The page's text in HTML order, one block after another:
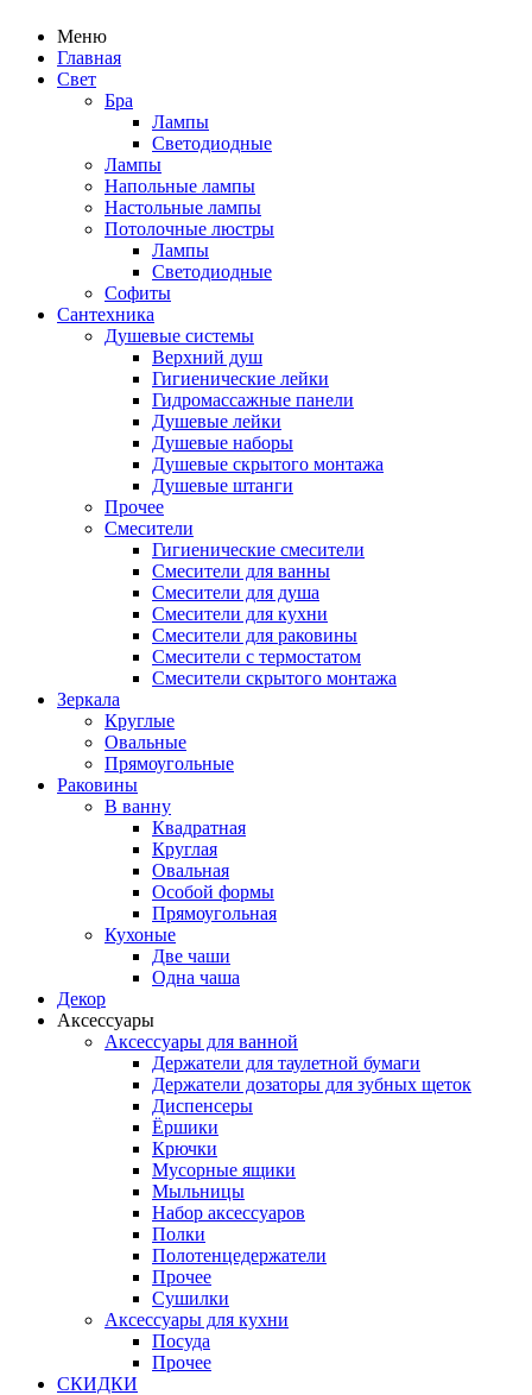
Меню
Главная
Свет
Бра
Лампы
Светодиодные
Лампы
Напольные лампы
Настольные лампы
Потолочные люстры
Лампы
Светодиодные
Софиты
Сантехника
Душевые системы
Верхний душ
Гигиенические лейки
Гидромассажные панели
Душевые лейки
Душевые наборы
Душевые скрытого монтажа
Душевые штанги
Прочее
Смесители
Гигиенические смесители
Смесители для ванны
Смесители для душа
Смесители для кухни
Смесители для раковины
Смесители с термостатом
Смесители скрытого монтажа
Зеркала
Круглые
Овальные
Прямоугольные
Раковины
В ванну
Квадратная
Круглая
Овальная
Особой формы
Прямоугольная
Кухоные
Две чаши
Одна чаша
Декор
Аксессуары
Аксессуары для ванной
Держатели для таулетной бумаги
Держатели дозаторы для зубных щеток
Диспенсеры
Ёршики
Крючки
Мусорные ящики
Мыльницы
Набор аксессуаров
Полки
Полотенцедержатели
Прочее
Сушилки
Аксессуары для кухни
Посуда
Прочее
СКИДКИ